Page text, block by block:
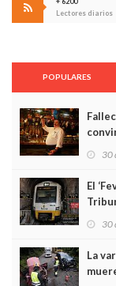
Lectores diarios
POPULARES
30
El
30
La